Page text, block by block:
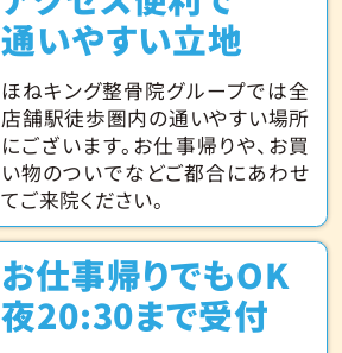
通いやすい立地
ほねキング整骨院グループでは全
店舗駅徒歩圏内の通いやすい場所
にございます。お仕事帰りや、お買
い物のついでなどご都合にあわせ
てご来院ください。
お仕事帰りでもOK
夜20:30まで受付